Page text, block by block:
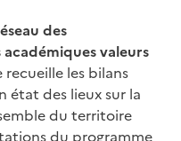
des
valeurs
recueille les bilans
état des lieux sur la
du territoire
du programme